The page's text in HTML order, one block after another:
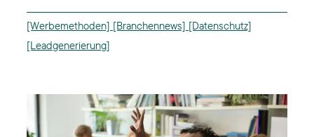
[Werbemethoden] [Branchennews] [Datenschutz]
[Leadgenerierung]